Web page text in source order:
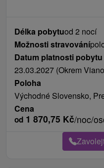
Délka pobytuod 2 nocí
Možnosti stravování
Datum platnosti
23.03.2027 (Okrem
Poloha
Východné Slovensko,
Cena
od 1 870,75 Kč/noc/